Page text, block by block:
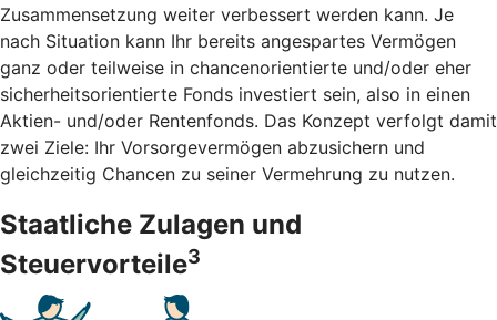
Zusammensetzung weiter verbessert werden kann. Je
nach Situation kann Ihr bereits angespartes Vermögen
ganz oder teilweise in chancenorientierte und/oder eher
sicherheitsorientierte Fonds investiert sein, also in einen
Aktien- und/oder Rentenfonds. Das Konzept verfolgt damit
zwei Ziele: Ihr Vorsorgevermögen abzusichern und
gleichzeitig Chancen zu seiner Vermehrung zu nutzen.
Staatliche Zulagen und
Steuervorteile3